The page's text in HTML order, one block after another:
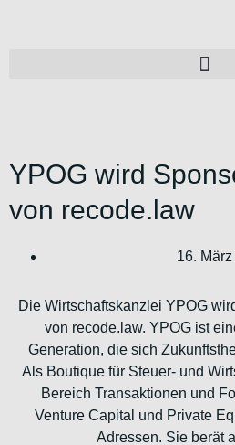
YPOG wird
von recode.law
16.
Die Wirtschaftskanzlei YPOG
von recode.law. YPOG ist
Generation, die sich
Als Boutique für Steuer- und
Bereich Transaktionen und
Venture Capital und Private
Adressen. Sie berät